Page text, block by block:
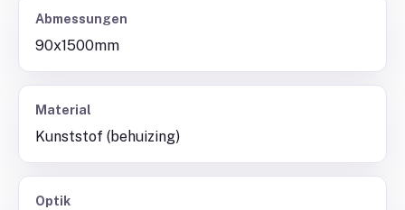
Abmessungen
90x1500mm
Material
Kunststof (behuizing)
Optik